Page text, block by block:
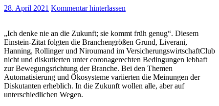
28. April 2021 Kommentar hinterlassen
„Ich denke nie an die Zukunft; sie kommt früh genug“. Diesem
Einstein-Zitat folgten die Branchengrößen Grund, Liverani,
Hanning, Rollinger und Niroumand im VersicherungswirtschaftClub
nicht und diskutierten unter coronagerechten Bedingungen lebhaft
zur Bewegungsrichtung der Branche. Bei den Themen
Automatisierung und Ökosysteme variierten die Meinungen der
Diskutanten erheblich. In die Zukunft wollen alle, aber auf
unterschiedlichen Wegen.